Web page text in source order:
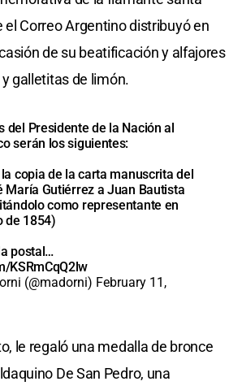
Correo Argentino distribuyó en
de su beatificación y alfajores
galletitas de limón.
del Presidente de la Nación al
serán los siguientes:
copia de la carta manuscrita del
María Gutiérrez a Juan Bautista
como representante en
de 1854)
postal…
KSRmCqQ2lw
(@madorni) February 11,
le regaló una medalla de bronce
De San Pedro, una